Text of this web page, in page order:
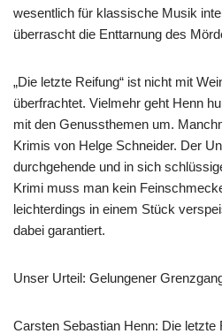
wesentlich für klassische Musik
überrascht die Enttarnung des
„Die letzte Reifung“ ist nicht mit
überfrachtet. Vielmehr geht Henn
mit den Genussthemen um.
Krimis von Helge Schneider. Der
durchgehende und in sich
Krimi muss man kein
leichterdings in einem Stück
dabei garantiert.
Unser Urteil: Gelungener
Carsten Sebastian Henn: Die letzte